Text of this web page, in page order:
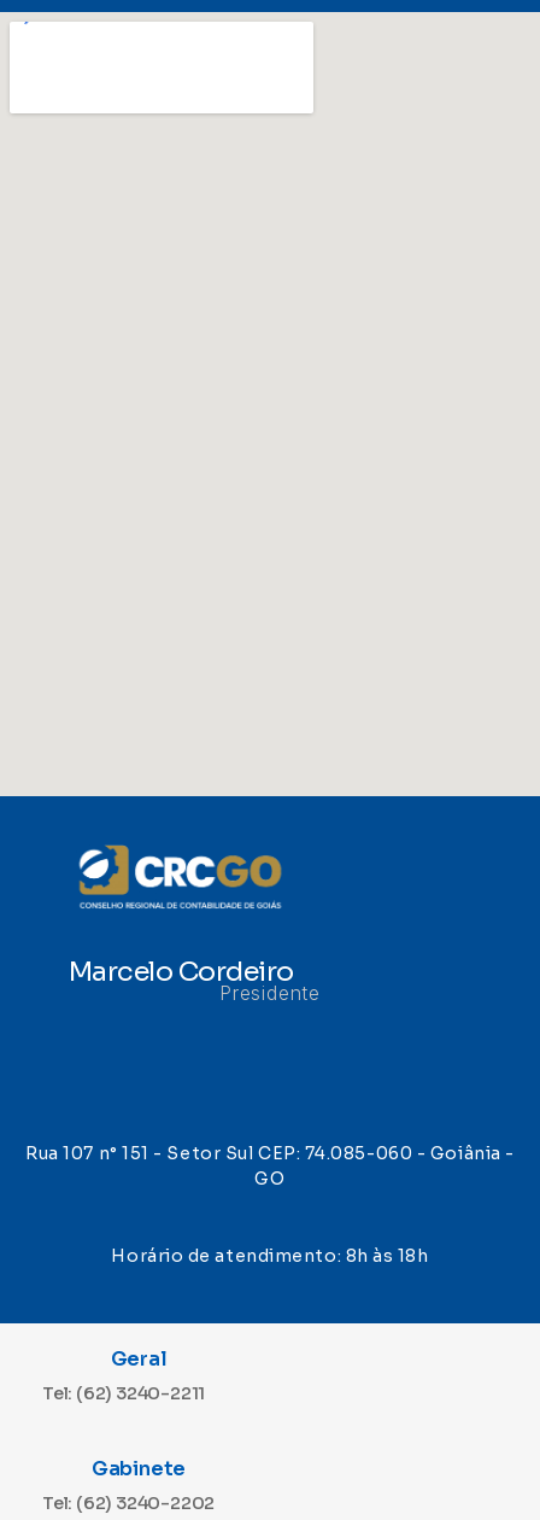
Marcelo Cordeiro
Presidente
Rua 107 n° 151 - Setor Sul CEP: 74.085-060 - Goiânia -
GO
Horário de atendimento: 8h às 18h
Geral
Tel: (62) 3240-2211
Gabinete
Tel: (62) 3240-2202